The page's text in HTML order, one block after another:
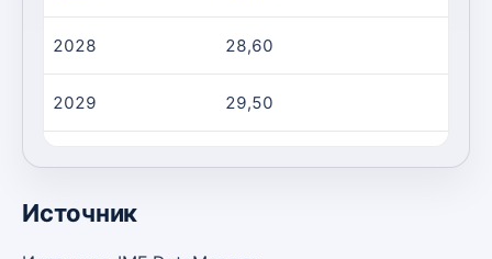
2028 28,60
2029 29,50
Источник